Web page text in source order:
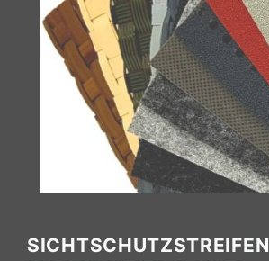
SICHTSCHUTZSTREIFEN